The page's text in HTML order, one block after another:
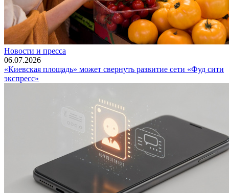
Новости и пресса
06.07.2026
«Киевская площадь» может свернуть развитие сети «Фуд сити
экспресс»